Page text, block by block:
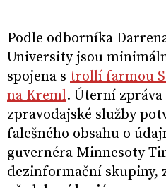
Podle odborníka
University jsou
spojena s trollí farmou
na Kreml. Úterní
zpravodajské služby
falešného obsahu o
guvernéra Minnesoty
dezinformační skupiny,